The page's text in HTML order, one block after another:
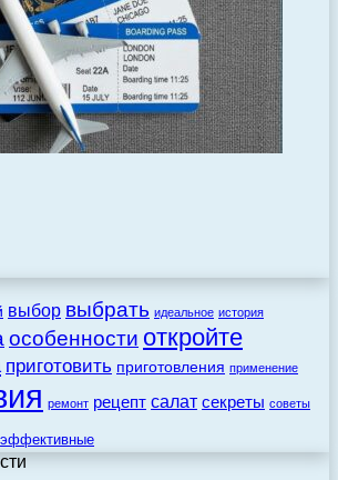
выбор выбрать идеальное история
особенности откройте
приготовить приготовления применение
ремонт рецепт салат секреты советы
эффективные